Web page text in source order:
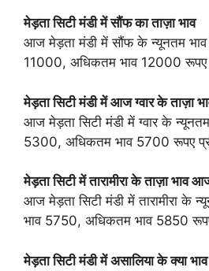
मेड़ता सिटी मंडी में सौंफ का ताज़ा भाव
आज मेड़ता मंडी में सौंफ के न्यूनतम
11000, अधिकतम भाव 12000 रूपए
मेड़ता सिटी मंडी में आज ग्वार के ताज़ा
आज मेड़ता सिटी मंडी में ग्वार के
5300, अधिकतम भाव 5700 रूपए
मेड़ता सिटी में तारामीरा के ताज़ा भाव
आज मेड़ता सिटी मंडी में तारामीरा के
भाव 5750, अधिकतम भाव 5850
मेड़ता सिटी मंडी में असालिया के क्या